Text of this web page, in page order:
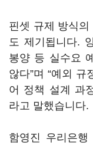
핀셋 규제 방식
도 제기됩니다.
봉양 등 실수요
않다”며 “예외
어 정책 설계 과
라고 말했습니다.
함영진 우리은행